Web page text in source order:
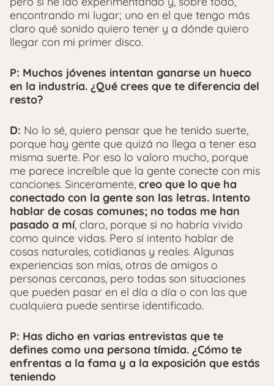
encontrando mi lugar; uno en el que tengo más
claro qué sonido quiero tener y a dónde quiero
llegar con mi primer disco.
P: Muchos jóvenes intentan ganarse un hueco
en la industria. ¿Qué crees que te diferencia del
resto?
D: No lo sé, quiero pensar que he tenido suerte,
porque hay gente que quizá no llega a tener esa
misma suerte. Por eso lo valoro mucho, porque
me parece increíble que la gente conecte con mis
canciones. Sinceramente, creo que lo que ha
conectado con la gente son las letras. Intento
hablar de cosas comunes; no todas me han
pasado a mí, claro, porque si no habría vivido
como quince vidas. Pero sí intento hablar de
cosas naturales, cotidianas y reales. Algunas
experiencias son mías, otras de amigos o
personas cercanas, pero todas son situaciones
que pueden pasar en el día a día o con las que
cualquiera puede sentirse identificado.
P: Has dicho en varias entrevistas que te
defines como una persona tímida. ¿Cómo te
enfrentas a la fama y a la exposición que estás
teniendo